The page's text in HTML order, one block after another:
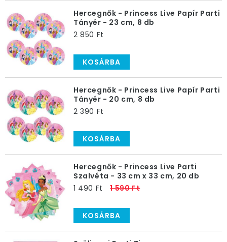
Hercegnők - Princess Live Papír Parti
Tányér - 23 cm, 8 db
2 850 Ft
KOSÁRBA
Hercegnők - Princess Live Papír Parti
Tányér - 20 cm, 8 db
2 390 Ft
KOSÁRBA
Hercegnők - Princess Live Parti
Szalvéta - 33 cm x 33 cm, 20 db
1 490 Ft
1 590 Ft
KOSÁRBA